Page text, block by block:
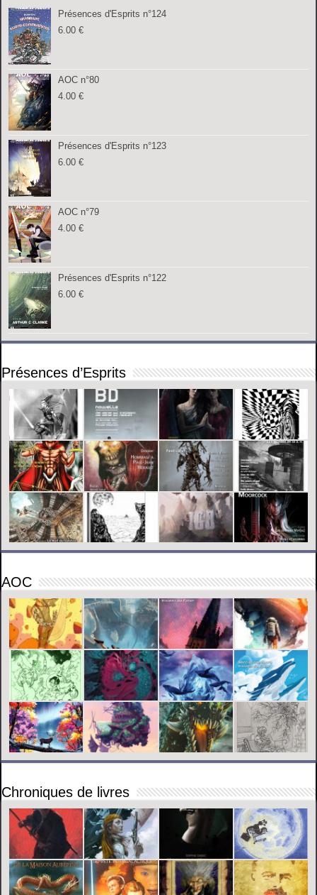
Présences d'Esprits n°124
6.00€
AOC n°80
4.00€
Présences d'Esprits n°123
6.00€
AOC n°79
4.00€
Présences d'Esprits n°122
6.00€
Présences d’Esprits
AOC
Chroniques de livres